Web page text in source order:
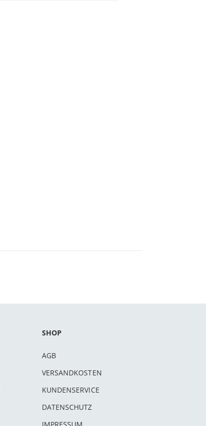
SHOP
AGB
VERSANDKOSTEN
KUNDENSERVICE
DATENSCHUTZ